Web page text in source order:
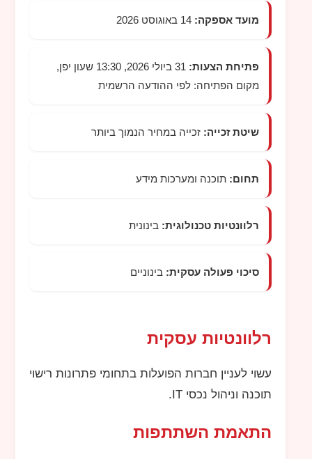
מועד אספקה:14 באוגוסט 2026
פתיחת הצעות:
31 ביולי 2026, 13:30 שעון יפן,
מקום הפתיחה: לפי ההודעה הרשמית
שיטת זכייה:זכייה במחיר הנמוך ביותר
תחום:תוכנה ומערכות מידע
רלוונטיות טכנולוגית:בינונית
סיכוי פעולה עסקית:בינוניים
רלוונטיות עסקית
עשוי לעניין חברות הפועלות בתחומי פתרונות רישוי
תוכנה וניהול נכסיIT
.
התאמת השתתפות